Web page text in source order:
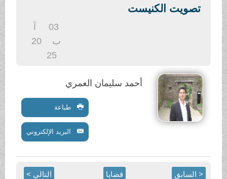
تصويت الكنيست
أحمد سليمان العمري
طباعة
البريد الإلكتروني
< السابق قضايا التالي >